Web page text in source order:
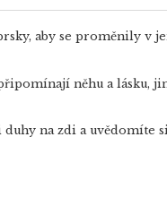
aby se proměnily v
něhu a lásku,
na zdi a uvědomíte